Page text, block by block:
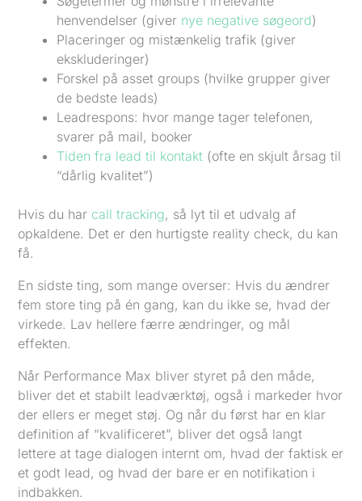
henvendelser (giver nye negative søgeord)
Placeringer og mistænkelig trafik (giver
ekskluderinger)
Forskel på asset groups (hvilke grupper giver
de bedste leads)
Leadrespons: hvor mange tager telefonen,
svarer på mail, booker
Tiden fra lead til kontakt (ofte en skjult årsag til
“dårlig kvalitet”)
Hvis du har call tracking, så lyt til et udvalg af
opkaldene. Det er den hurtigste reality check, du kan
få.
En sidste ting, som mange overser: Hvis du ændrer
fem store ting på én gang, kan du ikke se, hvad der
virkede. Lav hellere færre ændringer, og mål
effekten.
Når Performance Max bliver styret på den måde,
bliver det et stabilt leadværktøj, også i markeder hvor
der ellers er meget støj. Og når du først har en klar
definition af “kvalificeret”, bliver det også langt
lettere at tage dialogen internt om, hvad der faktisk er
et godt lead, og hvad der bare er en notifikation i
indbakken.